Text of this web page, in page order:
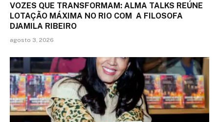
VOZES QUE TRANSFORMAM: ALMA TALKS REÚNE
LOTAÇÃO MÁXIMA NO RIO COM A FILOSOFA
DJAMILA RIBEIRO
agosto 3, 2026